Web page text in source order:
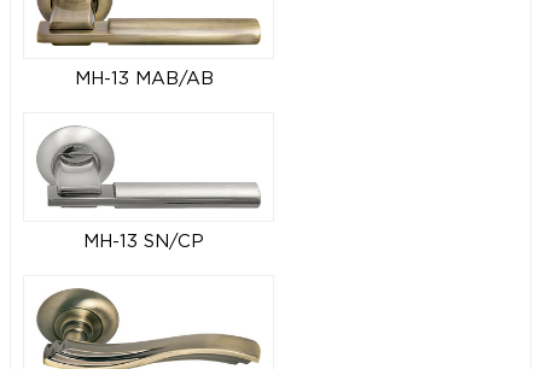
MH-13 MAB/AB
MH-13 SN/CP